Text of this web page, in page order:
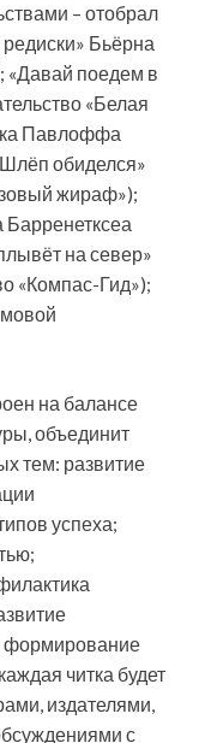
– отобрал
Бьёрна
«Давай поедем в
«Белая
Павлоффа
Шлёп обиделся»
жираф»);
на север»
«Компас-Гид»);
на балансе
объединит
тем: развитие
успеха;
формирование
читка будет
издателями,
с